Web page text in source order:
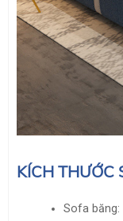
KÍCH THƯỚC
Sofa